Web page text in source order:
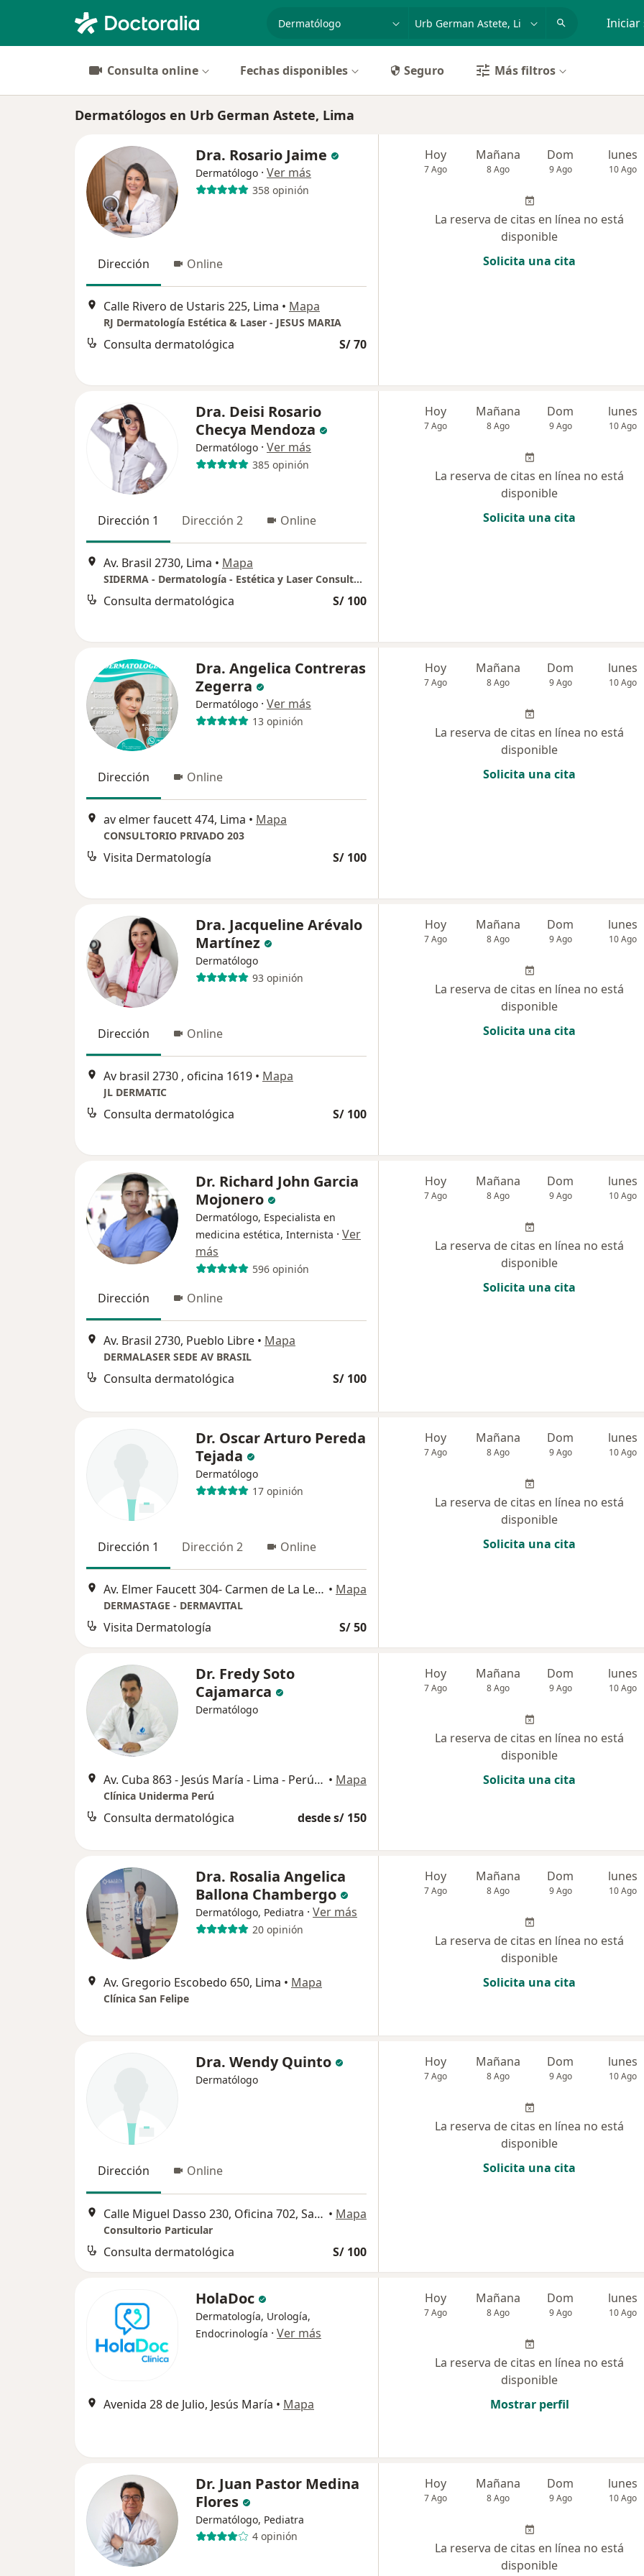
especialidad, enfermedad o nombre Iniciar
Consulta online Fechas disponibles Seguro Más filtros
Dermatólogos en Urb German Astete, Lima
Dra. Rosario Jaime
Dermatólogo · Ver más
358 opinión
Dirección Online
Calle Rivero de Ustaris 225, Lima • Mapa
RJ Dermatología Estética & Laser - JESUS MARIA
Consulta dermatológica S/ 70
Hoy
7 Ago
Mañana
8 Ago
Dom
9 Ago
lunes
10 Ago
La reserva de citas en línea no está
disponible
Solicita una cita
Dra. Deisi Rosario
Checya Mendoza
Dermatólogo · Ver más
385 opinión
Dirección 1 Dirección 2 Online
Av. Brasil 2730, Lima • Mapa
SIDERMA - Dermatología - Estética y Laser Consultorio 1613
Consulta dermatológica S/ 100
Hoy
7 Ago
Mañana
8 Ago
Dom
9 Ago
lunes
10 Ago
La reserva de citas en línea no está
disponible
Solicita una cita
Dra. Angelica Contreras
Zegerra
Dermatólogo · Ver más
13 opinión
Dirección Online
av elmer faucett 474, Lima • Mapa
CONSULTORIO PRIVADO 203
Visita Dermatología S/ 100
Hoy
7 Ago
Mañana
8 Ago
Dom
9 Ago
lunes
10 Ago
La reserva de citas en línea no está
disponible
Solicita una cita
Dra. Jacqueline Arévalo
Martínez
Dermatólogo
93 opinión
Dirección Online
Av brasil 2730 , oficina 1619 • Mapa
JL DERMATIC
Consulta dermatológica S/ 100
Hoy
7 Ago
Mañana
8 Ago
Dom
9 Ago
lunes
10 Ago
La reserva de citas en línea no está
disponible
Solicita una cita
Dr. Richard John Garcia
Mojonero
Dermatólogo, Especialista en
medicina estética, Internista · Ver
más
596 opinión
Dirección Online
Av. Brasil 2730, Pueblo Libre • Mapa
DERMALASER SEDE AV BRASIL
Consulta dermatológica S/ 100
Hoy
7 Ago
Mañana
8 Ago
Dom
9 Ago
lunes
10 Ago
La reserva de citas en línea no está
disponible
Solicita una cita
Dr. Oscar Arturo Pereda
Tejada
Dermatólogo
17 opinión
Dirección 1 Dirección 2 Online
Av. Elmer Faucett 304- Carmen de La Legua Reynoso, Carmen de La Lengua-Reynoso • Mapa
DERMASTAGE - DERMAVITAL
Visita Dermatología S/ 50
Hoy
7 Ago
Mañana
8 Ago
Dom
9 Ago
lunes
10 Ago
La reserva de citas en línea no está
disponible
Solicita una cita
Dr. Fredy Soto
Cajamarca
Dermatólogo
Av. Cuba 863 - Jesús María - Lima - Perú, Lima • Mapa
Clínica Uniderma Perú
Consulta dermatológica desde s/ 150
Hoy
7 Ago
Mañana
8 Ago
Dom
9 Ago
lunes
10 Ago
La reserva de citas en línea no está
disponible
Solicita una cita
Dra. Rosalia Angelica
Ballona Chambergo
Dermatólogo, Pediatra · Ver más
20 opinión
Av. Gregorio Escobedo 650, Lima • Mapa
Clínica San Felipe
Hoy
7 Ago
Mañana
8 Ago
Dom
9 Ago
lunes
10 Ago
La reserva de citas en línea no está
disponible
Solicita una cita
Dra. Wendy Quinto
Dermatólogo
Dirección Online
Calle Miguel Dasso 230, Oficina 702, San Isidro • Mapa
Consultorio Particular
Consulta dermatológica S/ 100
Hoy
7 Ago
Mañana
8 Ago
Dom
9 Ago
lunes
10 Ago
La reserva de citas en línea no está
disponible
Solicita una cita
HolaDoc
Dermatología, Urología,
Endocrinología · Ver más
Avenida 28 de Julio, Jesús María • Mapa
Hoy
7 Ago
Mañana
8 Ago
Dom
9 Ago
lunes
10 Ago
La reserva de citas en línea no está
disponible
Mostrar perfil
Dr. Juan Pastor Medina
Flores
Dermatólogo, Pediatra
4 opinión
Hoy
7 Ago
Mañana
8 Ago
Dom
9 Ago
lunes
10 Ago
La reserva de citas en línea no está
disponible